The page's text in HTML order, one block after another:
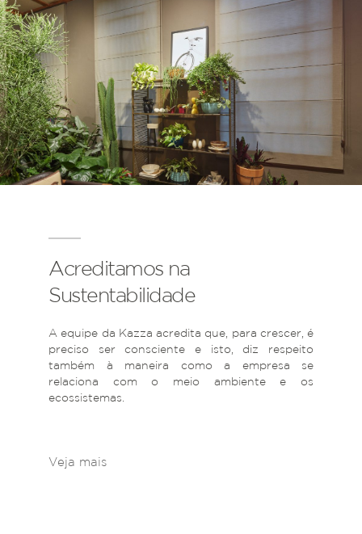
Acreditamos na
Sustentabilidade
A equipe da Kazza acredita que, para crescer, é
preciso ser consciente e isto, diz respeito
também à maneira como a empresa se
relaciona com o meio ambiente e os
ecossistemas.
Veja mais